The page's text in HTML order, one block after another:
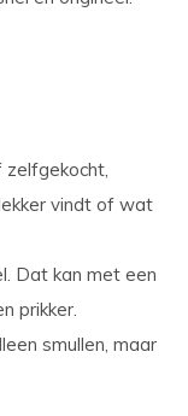
zelfgekocht,
vindt of wat
Dat kan met een
prikker.
smullen, maar